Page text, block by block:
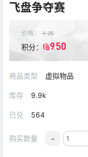
飞盘争夺赛
价格： ￥25
积分： 950
商品类型 虚拟物品
库存 9.9k
已兑 564
购买数量 -